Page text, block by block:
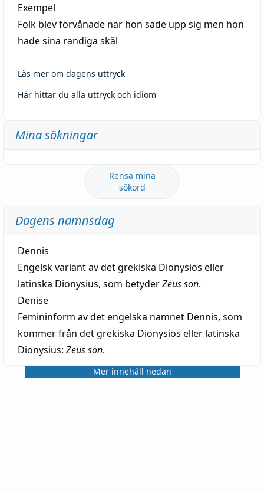
Exempel
Folk blev förvånade när hon sade upp sig men hon
hade sina randiga skäl
Läs mer om dagens uttryck
Här hittar du alla uttryck och idiom
Mina sökningar
Rensa mina
sökord
Dagens namnsdag
Dennis
Engelsk variant av det grekiska Dionysios eller
latinska Dionysius, som betyderZeus son.
Denise
Femininform av det engelska namnet Dennis, som
kommer från det grekiska Dionysios eller latinska
Dionysius: Zeus son.
Mer innehåll nedan